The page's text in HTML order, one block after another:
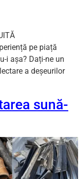
pe piață
i așa? Dați-ne un
a deșeurilor
sună-